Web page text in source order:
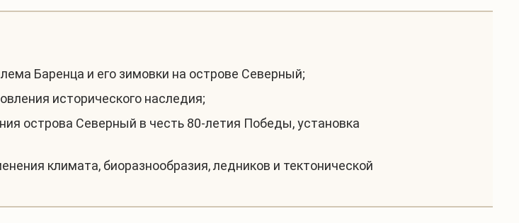
Баренца и его зимовки на острове Северный;
исторического наследия;
острова Северный в честь 80-летия Победы, установка
климата, биоразнообразия, ледников и тектонической